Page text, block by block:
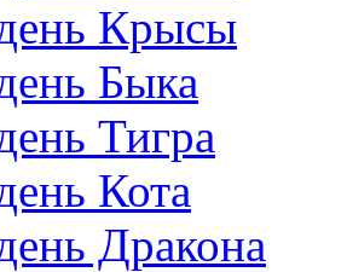
Крысы
Быка
Тигра
Кота
Дракона